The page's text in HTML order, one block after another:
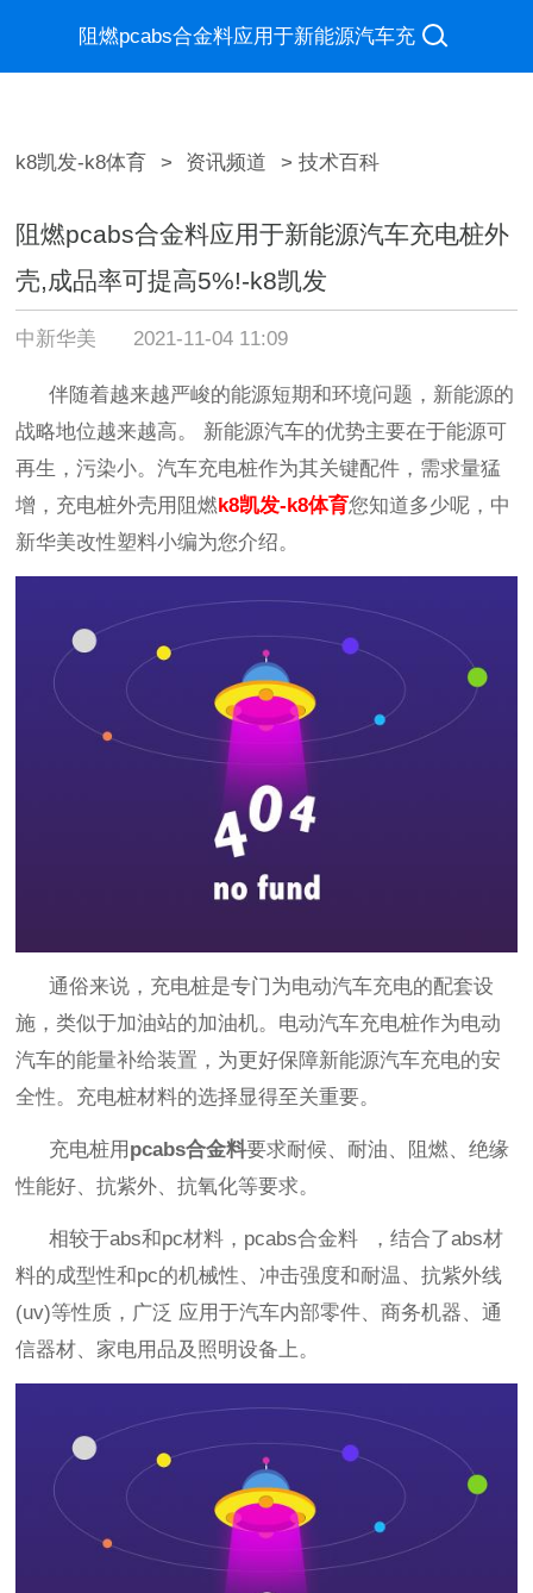
阻燃pcabs合金料应用于新能源汽车充
k8凯发-k8体育 > 资讯频道 > 技术百科
阻燃pcabs合金料应用于新能源汽车充电桩外
壳,成品率可提高5%!-k8凯发
中新华美 2021-11-04 11:09
伴随着越来越严峻的能源短期和环境问题，新能源的
战略地位越来越高。 新能源汽车的优势主要在于能源可
再生，污染小。汽车充电桩作为其关键配件，需求量猛
增，充电桩外壳用阻燃k8凯发-k8体育您知道多少呢，中
新华美改性塑料小编为您介绍。
通俗来说，充电桩是专门为电动汽车充电的配套设
施，类似于加油站的加油机。电动汽车充电桩作为电动
汽车的能量补给装置，为更好保障新能源汽车充电的安
全性。充电桩材料的选择显得至关重要。
充电桩用 pcabs合金料要求耐候、耐油、阻燃、绝缘
性能好、抗紫外、抗氧化等要求。
相较于abs和pc材料，pcabs合金料 ，结合了abs材
料的成型性和pc的机械性、冲击强度和耐温、抗紫外线
(uv)等性质，广泛 应用于汽车内部零件、商务机器、通
信器材、家电用品及照明设备上。